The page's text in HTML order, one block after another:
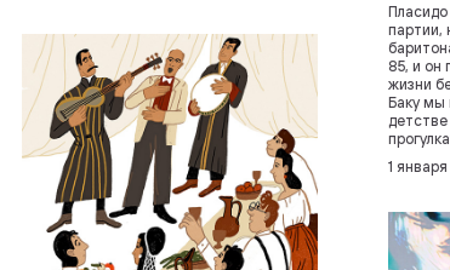
партии,
85, и он
жизни
Баку мы
1